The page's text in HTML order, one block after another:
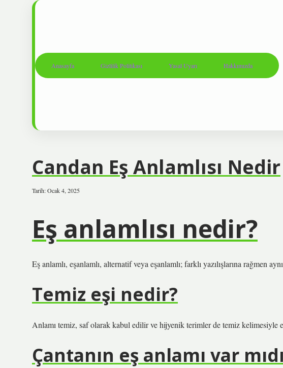
Anasayfa Gizlilik Politikası Yasal Uyarı Hakkımızda
Candan Eş Anlamlısı Nedir
Tarih: Ocak 4, 2025
Eş anlamlısı nedir?
Eş anlamlı, eşanlamlı, alternatif veya eşanlamlı; farklı yazılışlarına rağmen
Temiz eşi nedir?
Anlamı temiz, saf olarak kabul edilir ve hijyenik terimler de temiz kelimesiyle
Çantanın eş anlamı var